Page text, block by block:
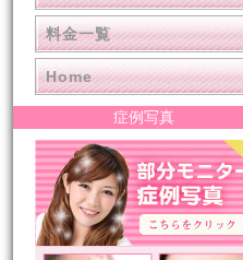
料金一覧
Home
症例写真